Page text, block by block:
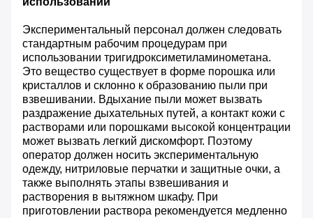
Экспериментальный персонал должен следовать
стандартным рабочим процедурам при
использовании тригидроксиметиламинометана.
Это вещество существует в форме порошка или
кристаллов и склонно к образованию пыли при
взвешивании. Вдыхание пыли может вызвать
раздражение дыхательных путей, а контакт кожи с
растворами или порошками высокой концентрации
может вызвать легкий дискомфорт. Поэтому
оператор должен носить экспериментальную
одежду, нитриловые перчатки и защитные очки, а
также выполнять этапы взвешивания и
растворения в вытяжном шкафу. При
приготовлении раствора рекомендуется медленно